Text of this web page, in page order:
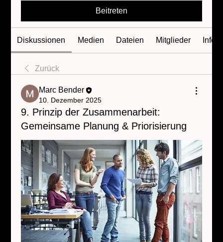
Beitreten
Diskussionen Medien Dateien Mitglieder Info
Zurück
Marc Bender
10. Dezember 2025
9. Prinzip der Zusammenarbeit:
Gemeinsame Planung & Priorisierung